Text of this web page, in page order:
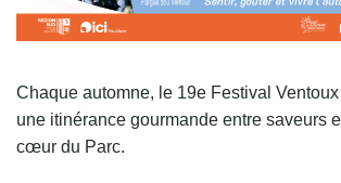
Chaque automne, le 19e Festival
une itinérance gourmande entre saveurs
cœur du Parc.